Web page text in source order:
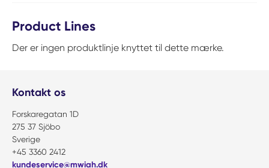
Product Lines
Der er ingen produktlinje knyttet til dette mærke.
Kontakt os
Forskaregatan 1D
275 37 Sjöbo
Sverige
+45 3360 2412
kundeservice@mwiah.dk